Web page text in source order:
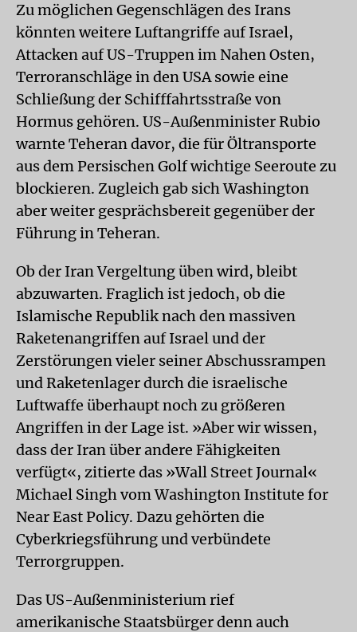
Zu möglichen Gegenschlägen des Irans
könnten weitere Luftangriffe auf Israel,
Attacken auf US-Truppen im Nahen Osten,
Terroranschläge in den USA sowie eine
Schließung der Schifffahrtsstraße von
Hormus gehören. US-Außenminister Rubio
warnte Teheran davor, die für Öltransporte
aus dem Persischen Golf wichtige Seeroute zu
blockieren. Zugleich gab sich Washington
aber weiter gesprächsbereit gegenüber der
Führung in Teheran.
Ob der Iran Vergeltung üben wird, bleibt
abzuwarten. Fraglich ist jedoch, ob die
Islamische Republik nach den massiven
Raketenangriffen auf Israel und der
Zerstörungen vieler seiner Abschussrampen
und Raketenlager durch die israelische
Luftwaffe überhaupt noch zu größeren
Angriffen in der Lage ist. »Aber wir wissen,
dass der Iran über andere Fähigkeiten
verfügt«, zitierte das »Wall Street Journal«
Michael Singh vom Washington Institute for
Near East Policy. Dazu gehörten die
Cyberkriegsführung und verbündete
Terrorgruppen.
Das US-Außenministerium rief
amerikanische Staatsbürger denn auch